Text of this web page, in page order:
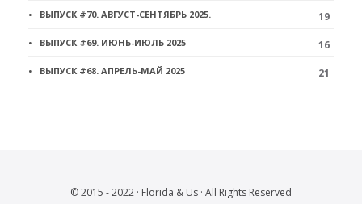
ВЫПУСК #70. АВГУСТ-СЕНТЯБРЬ 2025. 19
ВЫПУСК #69. ИЮНЬ-ИЮЛЬ 2025 16
ВЫПУСК #68. АПРЕЛЬ-МАЙ 2025 21
© 2015 - 2022 · Florida & Us · All Rights Reserved